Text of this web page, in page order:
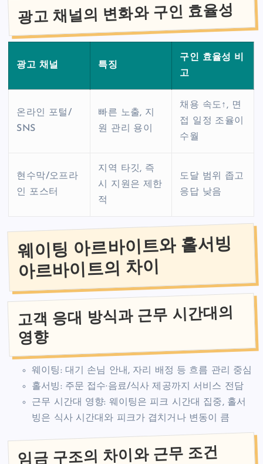
광고 채널의 변화와 구인 효율성
광고 채널 특징
구인 효율성 비
고
온라인 포털/
SNS
빠른 노출, 지
원 관리 용이
채용 속도↑, 면
접 일정 조율이
수월
현수막/오프라
인 포스터
지역 타깃, 즉
시 지원은 제한
적
도달 범위 좁고
응답 낮음
웨이팅 아르바이트와 홀서빙
아르바이트의 차이
고객 응대 방식과 근무 시간대의
영향
웨이팅: 대기 손님 안내, 자리 배정 등 흐름 관리 중심
홀서빙: 주문 접수·음료/식사 제공까지 서비스 전담
근무 시간대 영향: 웨이팅은 피크 시간대 집중, 홀서
빙은 식사 시간대와 피크가 겹치거나 변동이 큼
임금 구조의 차이와 근무 조건